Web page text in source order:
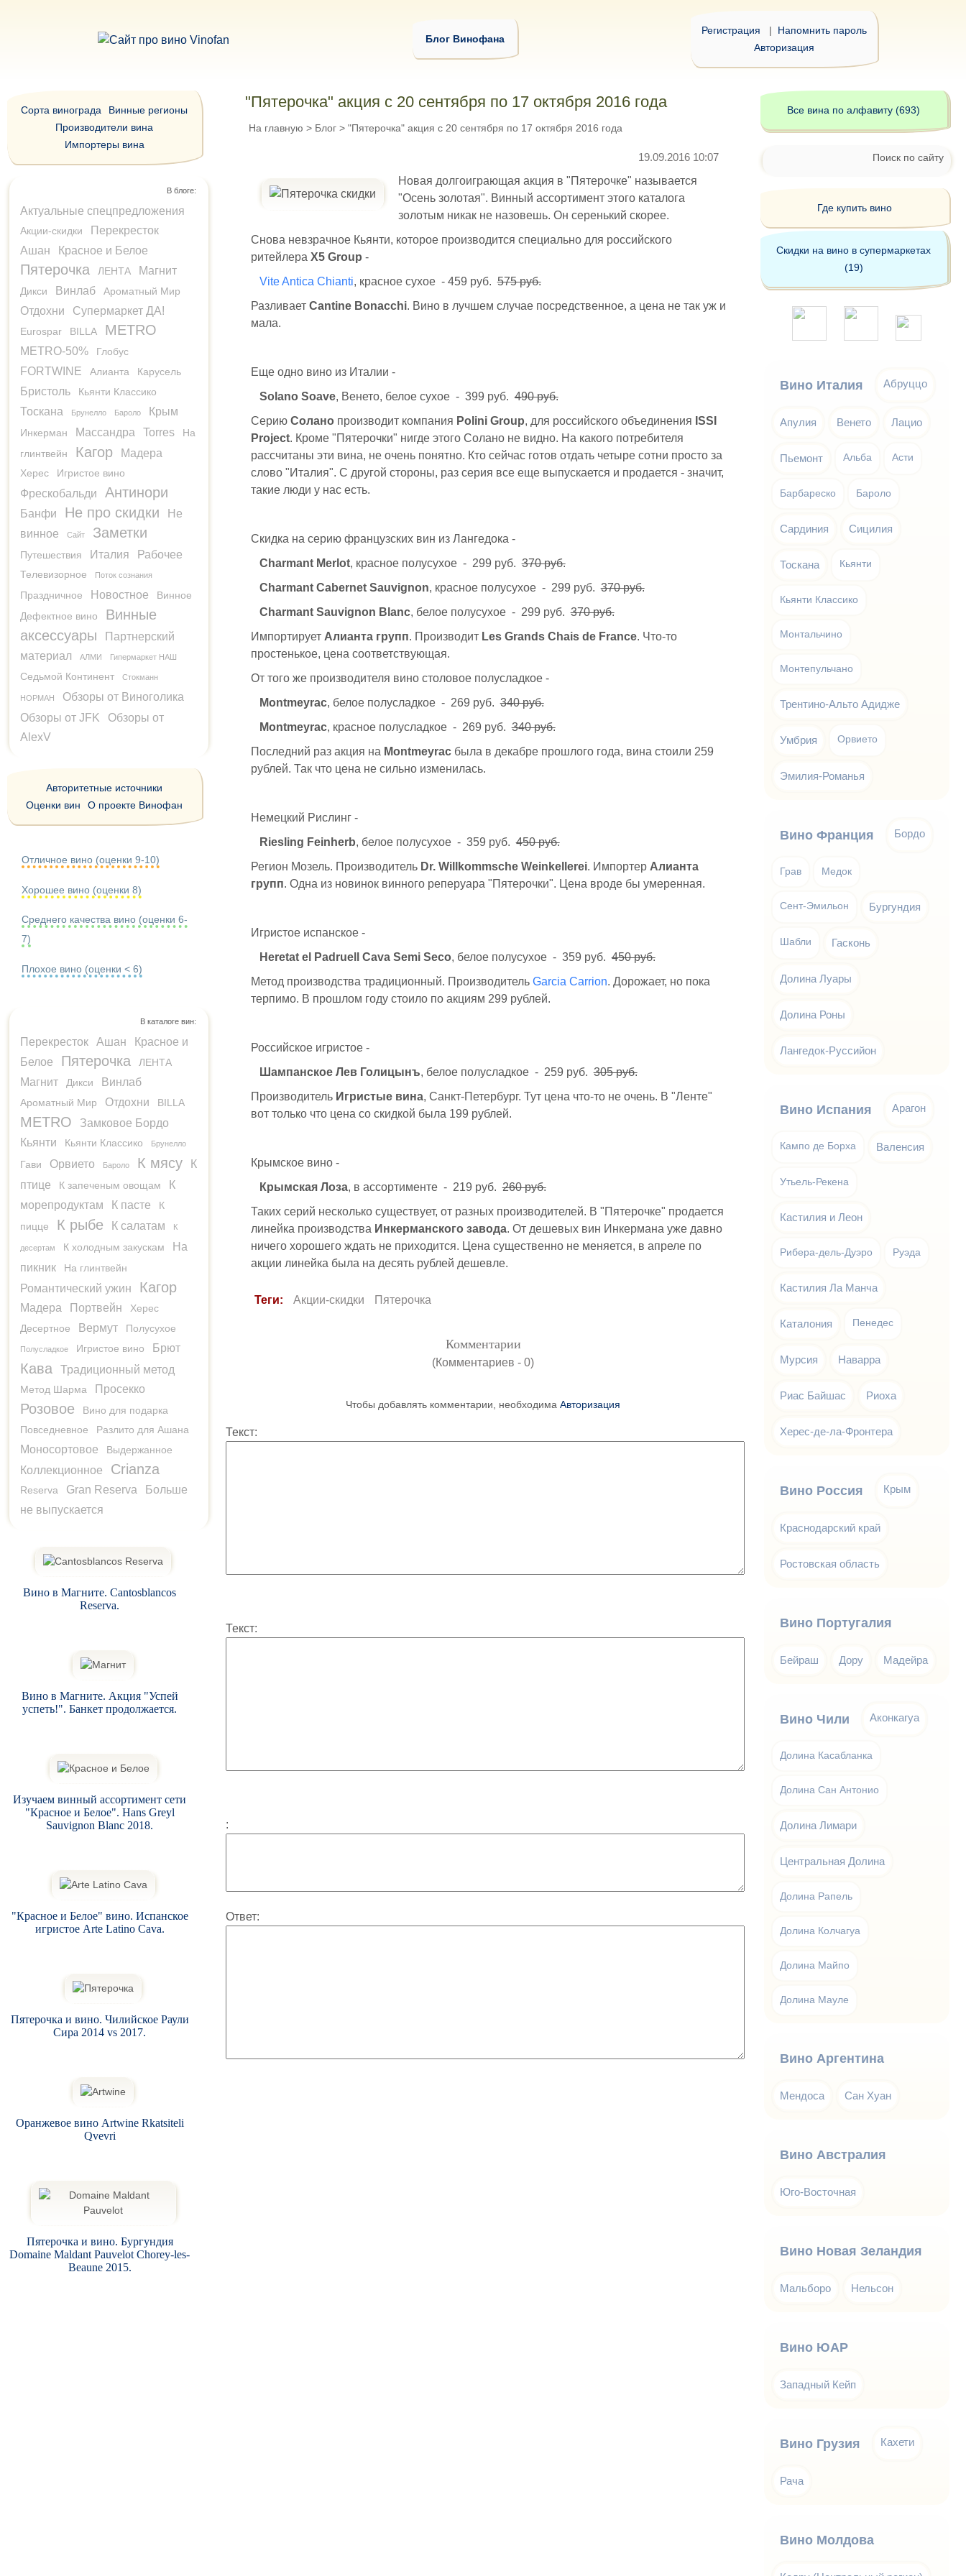
Блог Винофана
Регистрация | Напомнить пароль
Авторизация
"Пятерочка" акция с 20 сентября по 17 октября 2016 года
На главную > Блог >"Пятерочка" акция с 20 сентября по 17 октября 2016 года
19.09.2016 10:07
Новая долгоиграющая акция в "Пятерочке" называется
"Осень золотая". Винный ассортимент этого каталога
золотым никак не назовешь. Он серенький скорее.
Снова невзрачное Кьянти, которое производится специально для российского
ритейлера X5 Group -
Vite Antica Chianti, красное сухое - 459 руб.575 руб.
Разливает Cantine Bonacchi. Вино в лучшем случае посредственное, а цена не так уж и
мала.
Еще одно вино из Италии -
Solano Soave, Венето, белое сухое - 399 руб.490 руб.
Серию Солано производит компания Polini Group, для российского объединения ISSI
Project. Кроме "Пятерочки" нигде этого Солано не видно. На какого потребителя
рассчитаны эти вина, не очень понятно. Кто сейчас готов отдать четыре сотни просто за
слово "Италия". С другой стороны, раз серия все еще выпускается и продается - значит,
такие люди у нас есть.
Cкидка на серию французских вин из Лангедока -
Charmant Merlot, красное полусухое - 299 руб.370 руб.
Charmant Cabernet Sauvignon, красное полусухое - 299 руб.370 руб.
Charmant Sauvignon Blanc, белое полусухое - 299 руб.370 руб.
Импортирует Алианта групп. Производит Les Grands Chais de France. Что-то
простенькое, цена соответствующая.
От того же производителя вино столовое полусладкое -
Montmeyrac, белое полусладкое - 269 руб.340 руб.
Montmeyrac, красное полусладкое - 269 руб.340 руб.
Последний раз акция на Montmeyracбыла в декабре прошлого года, вина стоили 259
рублей. Так что цена не сильно изменилась.
Немецкий Рислинг -
Riesling Feinherb, белое полусухое - 359 руб.450 руб.
Регион Мозель. Производитель Dr. Willkommsche Weinkellerei. Импортер Алианта
групп. Одна из новинок винного реперуара "Пятерочки". Цена вроде бы умеренная.
Игристое испанское -
Heretat el Padruell Cava Semi Seco, белое полусухое - 359 руб.450 руб.
Метод производства традиционный. Производитель Garcia Carrion. Дорожает, но пока
терпимо. В прошлом году стоило по акциям 299 рублей.
Российское игристое -
Шампанское Лев Голицынъ, белое полусладкое - 259 руб.305 руб.
Производитель Игристые вина, Санкт-Петербург. Тут цена что-то не очень. В "Ленте"
вот только что цена со скидкой была 199 рублей.
Крымское вино -
Крымская Лоза, в ассортименте - 219 руб.260 руб.
Таких серий несколько существует, от разных производителей. В "Пятерочке" продается
линейка производства Инкерманского завода. От дешевых вин Инкермана уже давно
ничего хорошего ждать не приходится. Цена существенно не меняется, в апреле по
акции линейка была на десять рублей дешевле.
Теги: Акции-скидки Пятерочка
Комментарии
(Комментариев - 0)
Чтобы добавлять комментарии, необходима Авторизация
Текст:
Текст:
:
Ответ:
Сорта винограда
Винные регионы
Производители вина
Импортеры вина
В блоге:
Актуальные спецпредложения
Акции-скидки
Перекресток
Ашан
Красное и Белое
Пятерочка ЛЕНТА Магнит
Дикси Винлаб Ароматный Мир
Отдохни Супермаркет ДА!
Eurospar BILLA METRO
METRO-50% Глобус
FORTWINE Алианта Карусель
Бристоль Кьянти Классико
Тоскана Брунелло Бароло Крым
Инкерман Массандра Torres
На
глинтвейн
Кагор Мадера
Херес Игристое вино
Фрескобальди Антинори
Банфи Не про скидки
Не
винное
Сайт Заметки
Путешествия Италия Рабочее
Телевизорное Поток сознания
Праздничное Новостное
Винное
Дефектное вино
Винные
аксессуары
Партнерский
материал
АЛМИ Гипермаркет НАШ
Седьмой Континент Стокманн
НОРМАН
Обзоры от Виноголика
Обзоры от JFK
Обзоры от
AlexV
Авторитетные источники
Оценки вин
О проекте Винофан
Отличное вино (оценки 9-10)
Хорошее вино (оценки 8)
Среднего качества вино (оценки 6-
7)
Плохое вино (оценки < 6)
В каталоге вин:
Перекресток Ашан
Красное и
Белое
Пятерочка ЛЕНТА
Магнит Дикси Винлаб
Ароматный Мир Отдохни BILLA
METRO
Замковое Бордо
Кьянти
Кьянти Классико Брунелло
Гави Орвието Бароло К мясу
К
птице
К запеченым овощам
К
морепродуктам
К пасте
К
пицце
К рыбе К салатам К
десертам К холодным закускам
На
пикник
На глинтвейн
Романтический ужин Кагор
Мадера Портвейн
Херес
Десертное
Вермут Полусухое
Полусладкое Игристое вино Брют
Кава Традиционный метод
Метод Шарма Просекко
Розовое
Вино для подарка
Повседневное
Разлито для Ашана
Моносортовое Выдержанное
Коллекционное Crianza
Reserva Gran Reserva
Больше
не выпускается
Вино в Магните. Cantosblancos
Reserva.
Вино в Магните. Акция "Успей
успеть!". Банкет продолжается.
Изучаем винный ассортимент сети
"Красное и Белое". Hans Greyl
Sauvignon Blanc 2018.
"Красное и Белое" вино. Испанское
игристое Arte Latino Cava.
Пятерочка и вино. Чилийское Раули
Сира 2014 vs 2017.
Оранжевое вино Artwine Rkatsiteli
Qvevri
Пятерочка и вино. Бургундия
Domaine Maldant Pauvelot Chorey-les-
Beaune 2015.
Все вина по алфавиту (693)
Поиск по сайту
Где купить вино
Скидки на вино в супермаркетах
(19)
Вино Италия Абруццо
Апулия Венето Лацио
Пьемонт Альба Асти
Барбареско Бароло
Сардиния Сицилия
Тоскана Кьянти
Кьянти Классико
Монтальчино
Монтепульчано
Трентино-Альто Адидже
Умбрия Орвието
Эмилия-Романья
Вино Франция Бордо
Грав Медок
Сент-Эмильон Бургундия
Шабли Гасконь
Долина Луары
Долина Роны
Лангедок-Руссийон
Вино Испания Арагон
Кампо де Борха Валенсия
Утьель-Рекена
Кастилия и Леон
Рибера-дель-Дуэро Руэда
Кастилия Ла Манча
Каталония Пенедес
Мурсия Наварра
Риас Байшас Риоха
Херес-де-ла-Фронтера
Вино Россия Крым
Краснодарский край
Ростовская область
Вино Португалия
Бейраш Дору Мадейра
Вино Чили Аконкагуа
Долина Касабланка
Долина Сан Антонио
Долина Лимари
Центральная Долина
Долина Рапель
Долина Колчагуа
Долина Майпо
Долина Мауле
Вино Аргентина
Мендоса Сан Хуан
Вино Австралия
Юго-Восточная
Вино Новая Зеландия
Мальборо Нельсон
Вино ЮАР
Западный Кейп
Вино Грузия Кахети
Рача
Вино Молдова